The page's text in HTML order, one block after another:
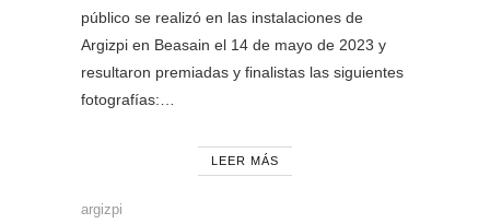
público se realizó en las instalaciones de
Argizpi en Beasain el 14 de mayo de 2023 y
resultaron premiadas y finalistas las siguientes
fotografías:…
LEER MÁS
argizpi